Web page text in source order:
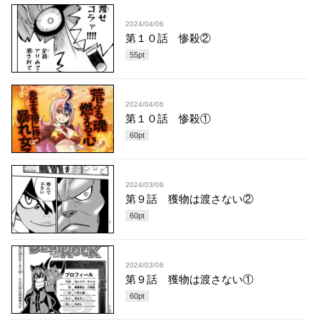
2024/04/06
第１０話 惨殺②
55pt
2024/04/06
第１０話 惨殺①
60pt
2024/03/06
第９話 獲物は渡さない②
60pt
2024/03/06
第９話 獲物は渡さない①
60pt